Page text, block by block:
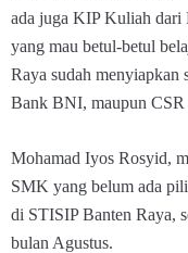
ada juga KIP Kuliah dari
yang mau betul-betul
Raya sudah menyiapkan
Bank BNI, maupun CSR
Mohamad Iyos Rosyid,
SMK yang belum ada
di STISIP Banten Raya,
bulan Agustus.